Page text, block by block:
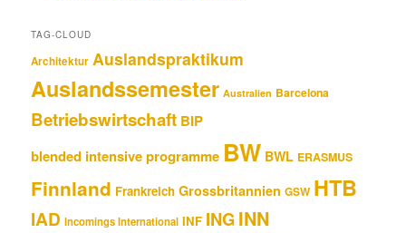
TAG-CLOUD
Architektur Auslandspraktikum
Auslandssemester Australien Barcelona
Betriebswirtschaft BIP
blended intensive programme BW BWL ERASMUS
Finnland Frankreich Grossbritannien GSW HTB
IAD Incomings International INF INGINN